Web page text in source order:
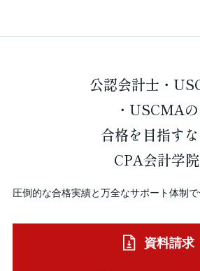
公認会計士・
・USCMAの
合格を 目指す
CPA会計学院
圧倒的な合格実績と万全なサポート体制で
資料請求